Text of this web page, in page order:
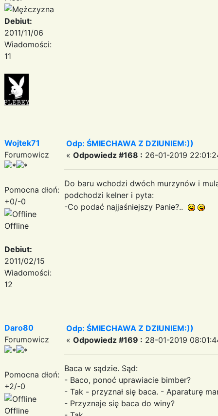
Debiut:
2011/11/06
Wiadomości:
11
Wojtek71
Forumowicz
Pomocna dłoń:
+0/-0
Offline
Debiut:
2011/02/15
Wiadomości:
12
Odp: ŚMIECHAWA Z DZIUNIEM:))
« Odpowiedz #168 : 26-01-2019
Do baru wchodzi dwóch murzynów i
podchodzi kelner i pyta:
-Co podać najjaśniejszy Panie?..
Daro80
Forumowicz
Pomocna dłoń:
+2/-0
Offline
Odp: ŚMIECHAWA Z DZIUNIEM:))
« Odpowiedz #169 : 28-01-2019
Baca w sądzie. Sąd:
- Baco, ponoć uprawiacie bimber?
- Tak - przyznał się baca. - Aparaturę
- Przyznaje się baca do winy?